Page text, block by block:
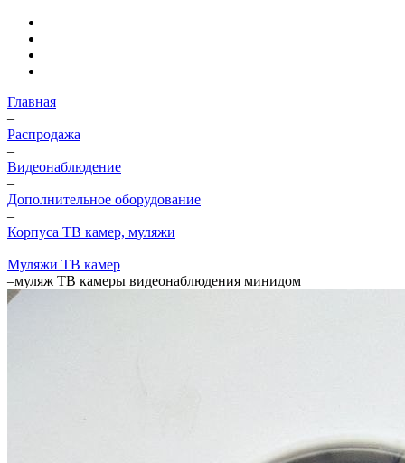
Главная
–
Распродажа
–
Видеонаблюдение
–
Дополнительное оборудование
–
Корпуса ТВ камер, муляжи
–
Муляжи ТВ камер
–муляж ТВ камеры видеонаблюдения минидом